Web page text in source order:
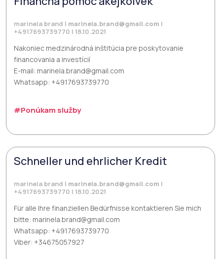
marinela brand | marinela.brand@gmail.com |
+4917693739770 | 18.10.2021
Nakoniec medzinárodná inštitúcia pre poskytovanie
financovania a investícií
E-mail: marinela.brand@gmail.com
Whatsapp: +4917693739770
#Ponúkam služby
Schneller und ehrlicher Kredit
marinela brand | marinela.brand@gmail.com |
+4917693739770 | 18.10.2021
Für alle Ihre finanziellen Bedürfnisse kontaktieren Sie mich
bitte: marinela.brand@gmail.com
Whatsapp: +4917693739770
Viber: +34675057927